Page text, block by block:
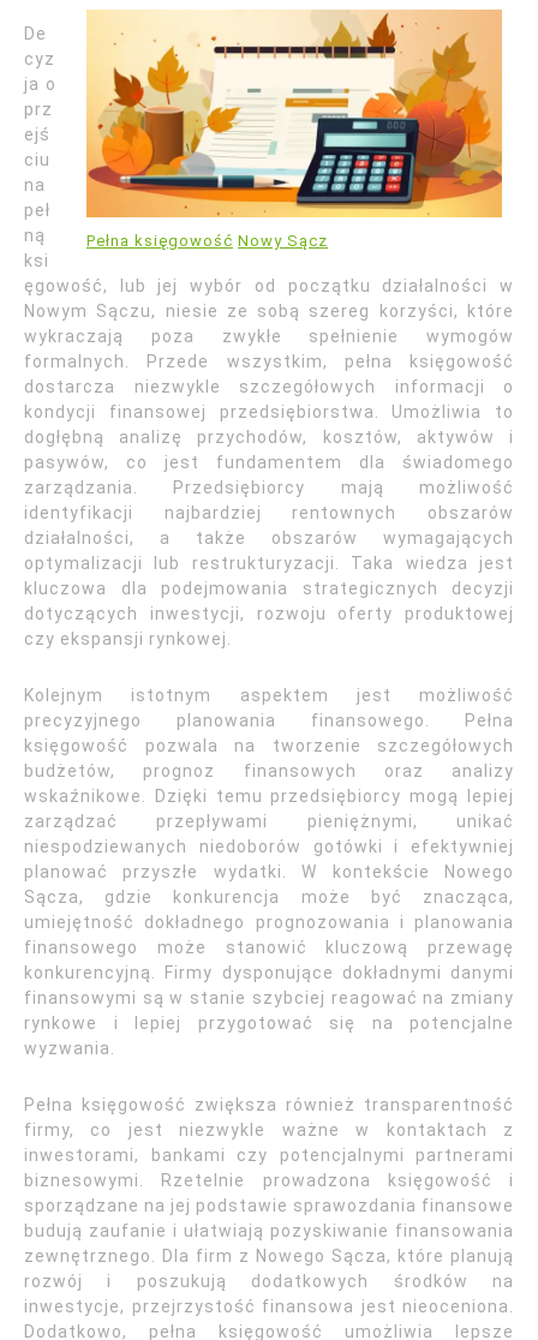
Pełna księgowość Nowy Sącz
De
cyz
ja o
prz
ejś
ciu
na
peł
ną
ksi
ęgowość, lub jej wybór od początku działalności w
Nowym Sączu, niesie ze sobą szereg korzyści, które
wykraczają poza zwykłe spełnienie wymogów
formalnych. Przede wszystkim, pełna księgowość
dostarcza niezwykle szczegółowych informacji o
kondycji finansowej przedsiębiorstwa. Umożliwia to
dogłębną analizę przychodów, kosztów, aktywów i
pasywów, co jest fundamentem dla świadomego
zarządzania. Przedsiębiorcy mają możliwość
identyfikacji najbardziej rentownych obszarów
działalności, a także obszarów wymagających
optymalizacji lub restrukturyzacji. Taka wiedza jest
kluczowa dla podejmowania strategicznych decyzji
dotyczących inwestycji, rozwoju oferty produktowej
czy ekspansji rynkowej.
Kolejnym istotnym aspektem jest możliwość
precyzyjnego planowania finansowego. Pełna
księgowość pozwala na tworzenie szczegółowych
budżetów, prognoz finansowych oraz analizy
wskaźnikowe. Dzięki temu przedsiębiorcy mogą lepiej
zarządzać przepływami pieniężnymi, unikać
niespodziewanych niedoborów gotówki i efektywniej
planować przyszłe wydatki. W kontekście Nowego
Sącza, gdzie konkurencja może być znacząca,
umiejętność dokładnego prognozowania i planowania
finansowego może stanowić kluczową przewagę
konkurencyjną. Firmy dysponujące dokładnymi danymi
finansowymi są w stanie szybciej reagować na zmiany
rynkowe i lepiej przygotować się na potencjalne
wyzwania.
Pełna księgowość zwiększa również transparentność
firmy, co jest niezwykle ważne w kontaktach z
inwestorami, bankami czy potencjalnymi partnerami
biznesowymi. Rzetelnie prowadzona księgowość i
sporządzane na jej podstawie sprawozdania finansowe
budują zaufanie i ułatwiają pozyskiwanie finansowania
zewnętrznego. Dla firm z Nowego Sącza, które planują
rozwój i poszukują dodatkowych środków na
inwestycje, przejrzystość finansowa jest nieoceniona.
Dodatkowo, pełna księgowość umożliwia lepsze